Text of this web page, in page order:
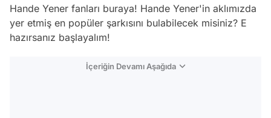
Hande Yener fanları buraya! Hande Yener'in aklımızda
yer etmiş en popüler şarkısını bulabilecek misiniz? E
hazırsanız başlayalım!
İçeriğin Devamı Aşağıda